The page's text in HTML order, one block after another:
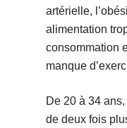
artérielle,
alimentation
consommation
manque
De 20 à 34
de deux fois